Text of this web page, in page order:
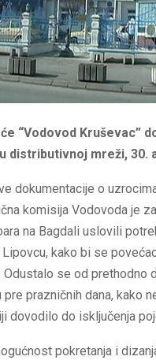
“Vodovod Kruševac”
distributivnoj mreži, 30.
dokumentacije o
komisija Vodovoda je
na Bagdali uslovili
kako bi se
Odustalo se od prethodno
prazničnih dana, kako
dovodilo do isključenja
pokretanja i